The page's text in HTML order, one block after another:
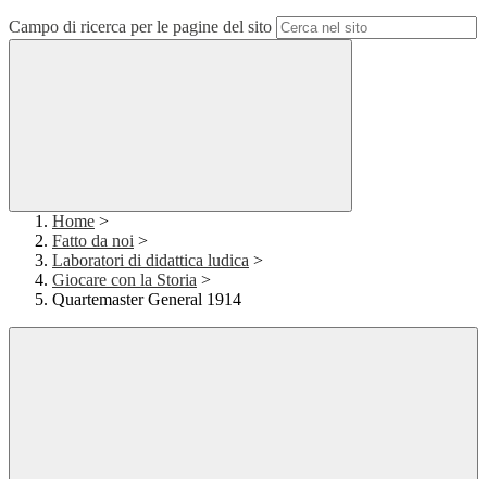
Campo di ricerca per le pagine del sito
Home >
Fatto da noi >
Laboratori di didattica ludica >
Giocare con la Storia >
Quartemaster General 1914